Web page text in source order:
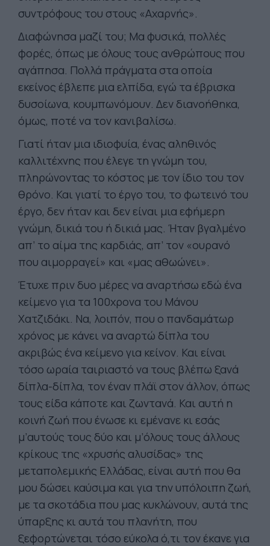
συντρόφους του στους «Αχαρνής».
Διαφώνησα μαζί του; Μα φυσικά, πολλές
φορές, όπως με όλους τους ανθρώπους που
αγάπησα. Πολλά πράγματα στα οποία
εκείνος έβλεπε μια ελπίδα, εγώ τα έβρισκα
δυσοίωνα, κουμπωνόμουν. Δεν διανοήθηκα,
όμως, ποτέ να τον κανιβαλίσω.
Γιατί ήταν μια ιδιοφυία, ένας αληθινός
καλλιτέχνης που έλεγε τη γνώμη του,
πληρώνοντας το κόστος με τον ίδιο του τον
θρόνο. Και γιατί το έργο του, το φωτεινό του
έργο, δεν ήταν και δεν είναι μια εφήμερη
γνώμη, δικιά του ή δικιά μας. Ήταν βγαλμένο
απ’ το αίμα της καρδιάς, απ’ τον «ουρανό
που αιμορραγεί» και «μας αθωώνει».
Έτυχε πριν δυο μέρες να αναρτήσω εδώ ένα
κείμενο για τα 100χρονα του Μάνου
Χατζιδάκι. Να, λοιπόν, που ο πανδαμάτωρ
χρόνος με κάνει να αναρτώ δίπλα του
ακριβώς ένα κείμενο για κείνον. Και είναι
τόσο ωραία ταιριαστό να τους βλέπω ξανά
δίπλα-δίπλα, τον έναν πλάϊ στον άλλον, όπως
τους είδα κάποτε και ζωντανά. Και αυτή η
κοινή ζωή που ένωσε κι εμένανε κι εσάς
μ’αυτούς τους δύο και μ’όλους τους άλλους
κρίκους της «χρυσής αλυσίδας» της
μεταπολεμικής Ελλάδας, είναι αυτή που θα
μου δώσει καύσιμα και για την υπόλοιπη ζωή,
με τα σκοτάδια που μας κυκλώνουν, αυτά της
ύπαρξης κι αυτά του πλανήτη, που
ξεφορτώνεται τόσο εύκολα ό,τι τον έκανε για